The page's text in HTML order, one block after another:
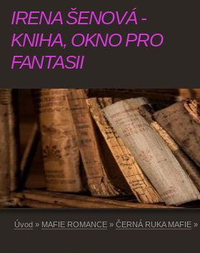
IRENA ŠENOVÁ -
KNIHA, OKNO PRO
FANTASII
Úvod » MAFIE ROMANCE » ČERNÁ RUKA MAFIE »